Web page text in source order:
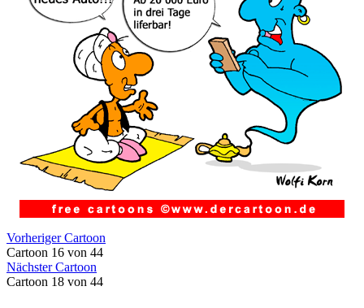
Vorheriger Cartoon
Cartoon 16 von 44
Nächster Cartoon
Cartoon 18 von 44